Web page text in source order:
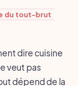
du tout-brut
dire cuisine
veut pas
dépend de la